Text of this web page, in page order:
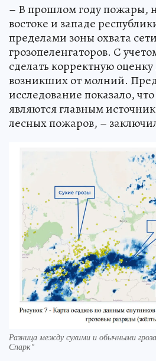
– В прошлом году пожары,
востоке и западе
пределами зоны охвата сети
грозопеленгаторов. С
сделать корректную
возникших от молний.
исследование показало,
являются главным
лесных пожаров, –
Разница между сухими и обычными
Спарк"